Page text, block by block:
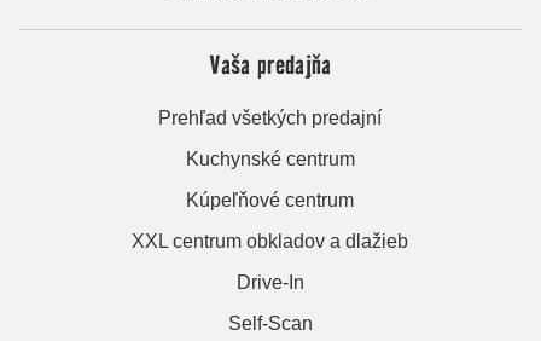
Vaša predajňa
Prehľad všetkých predajní
Kuchynské centrum
Kúpeľňové centrum
XXL centrum obkladov a dlažieb
Drive-In
Self-Scan